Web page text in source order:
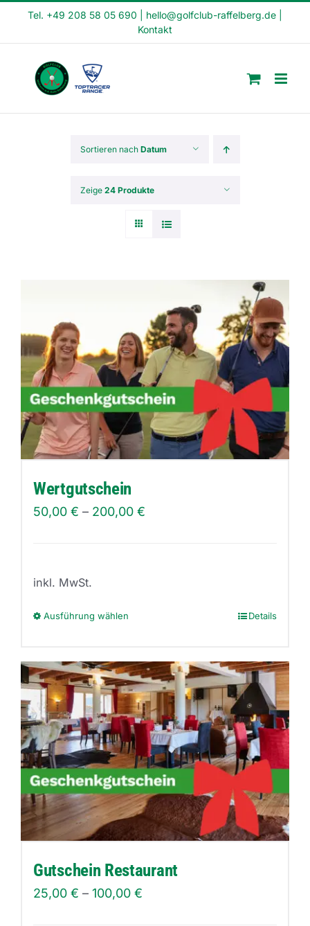
Tel. +49 208 58 05 690 hello@golfclub-raffelberg.de
Kontakt
Sortieren nach Datum
Zeige 24 Produkte
Wertgutschein
50,00 € – 200,00 €
inkl. MwSt.
Ausführung wählen
weist
mehrere
Varianten
auf.
Die
Optionen
können
auf
der
Produktseite
gewählt
Details
Gutschein Restaurant
25,00 € – 100,00 €